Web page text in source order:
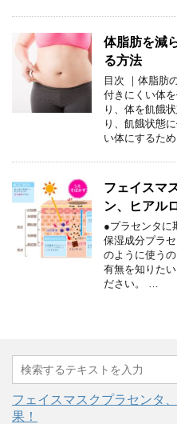
体脂肪を減
る方法
目次 ｜体脂肪
付きにくい体
り、体を飢餓
り、飢餓状態
い体にするた
フェイスマ
ン、ヒアル
●プラセンタに
保湿成分プラ
のように使う
有無を知りた
ださい。 …
フェイスマスクプラセンタ
果！